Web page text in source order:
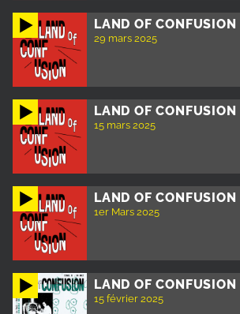
LAND OF CONFUSION
29 mars 2025
LAND OF CONFUSION
15 mars 2025
LAND OF CONFUSION
1er Mars 2025
LAND OF CONFUSION
15 février 2025